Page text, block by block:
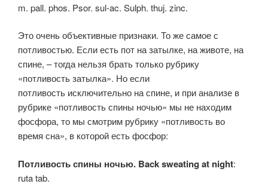
m. pall. phos. Psor. sul-ac. Sulph. thuj. zinc.
Это очень объективные признаки. То же самое с
потливостью. Если есть пот на затылке, на животе, на
спине, – тогда нельзя брать только рубрику
«потливость затылка». Но если
потливость исключительно на спине, и при анализе в
рубрике «потливость спины ночью» мы не находим
фосфора, то мы смотрим рубрику «потливость во
время сна», в которой есть фосфор:
Потливость спины ночью. Back sweating at night:
ruta tab.